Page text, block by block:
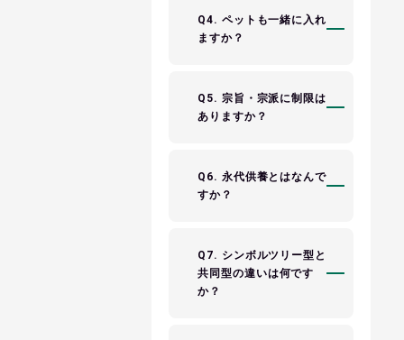
Q4. ペットも一緒に入れ
ますか？
Q5. 宗旨・宗派に制限は
ありますか？
Q6. 永代供養とはなんで
すか？
Q7. シンボルツリー型と
共同型の違いは何です
か？